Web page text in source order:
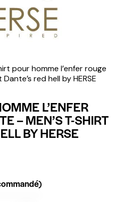
pour homme l’enfer rouge
red hell by HERSE
L’ENFER
– MEN’S T-SHIRT
BY HERSE